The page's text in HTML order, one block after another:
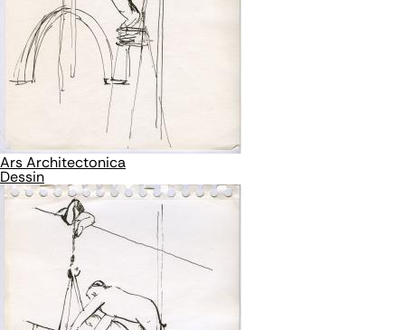
Ars Architectonica
Dessin